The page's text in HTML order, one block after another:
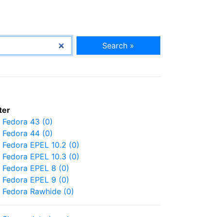
Search »
Fedora 43 (0)
Fedora 44 (0)
Fedora EPEL 10.2 (0)
Fedora EPEL 10.3 (0)
Fedora EPEL 8 (0)
Fedora EPEL 9 (0)
Fedora Rawhide (0)